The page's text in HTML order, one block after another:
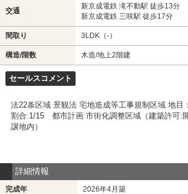
交通
新京成電鉄 滝不動駅 徒歩13分
新京成電鉄 三咲駅 徒歩17分
間取り 3LDK（-）
構造/階数 木造/地上2階建
セールスコメント
法22条区域 景観法 宅地造成等工事規制区域 地
割合:1/15 都市計画:市街化調整区域（建築許可:
譲地内）
詳細情報
完成年 2026年4月築